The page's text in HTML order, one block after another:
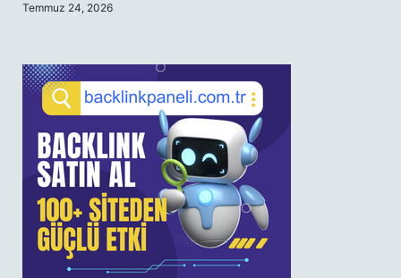
Temmuz 24, 2026